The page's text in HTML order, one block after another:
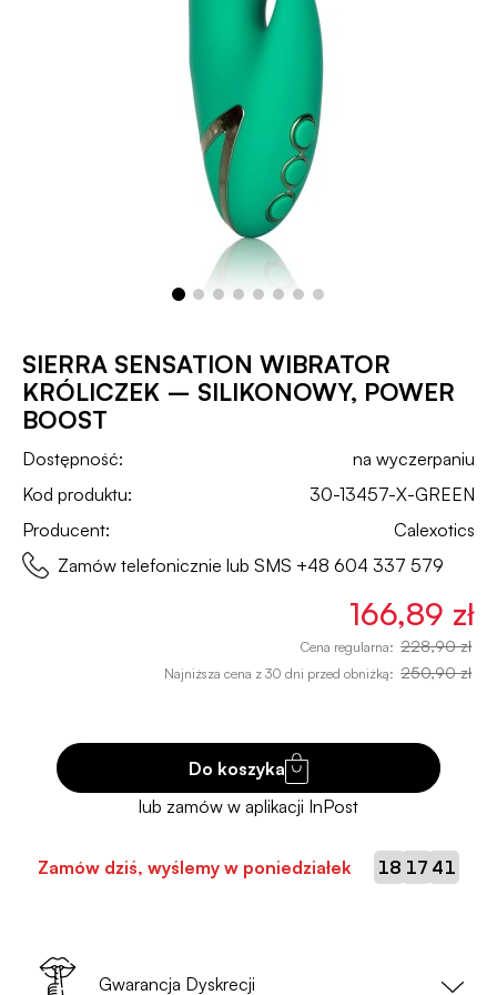
SIERRA SENSATION WIBRATOR
KRÓLICZEK – SILIKONOWY, POWER
BOOST
Dostępność:
na wyczerpaniu
Kod produktu:
30-13457-X-GREEN
Producent:
Calexotics
Zamów telefonicznie lub SMS +48 604 337 579
166,89 zł
Cena regularna: 228,90 zł
Najniższa cena z 30 dni przed obniżką: 250,90 zł
Do koszyka
Zamów dziś, wyślemy w poniedziałek 18 17 41
Gwarancja Dyskrecji